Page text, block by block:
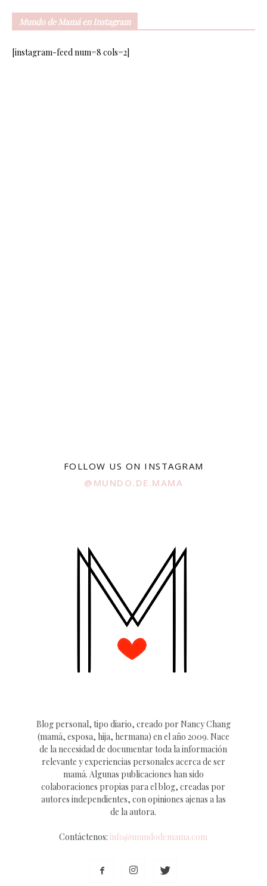
Mundo de Mamá en Instagram
[instagram-feed num=8 cols=2]
FOLLOW US ON INSTAGRAM
@MUNDO.DE.MAMA
Blog personal, tipo diario, creado por Nancy Chang
(mamá, esposa, hija, hermana) en el año 2009. Nace
de la necesidad de documentar toda la información
relevante y experiencias personales acerca de ser
mamá. Algunas publicaciones han sido
colaboraciones propias para el blog, creadas por
autores independientes, con opiniones ajenas a las
de la autora.
Contáctenos:info@mundodemama.com